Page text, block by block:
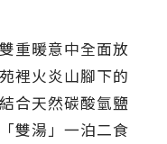
重暖意中全面放
裡火炎山腳下的
合天然碳酸氫鹽
雙湯」一泊二食